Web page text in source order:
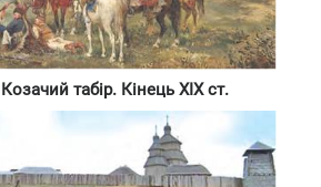
табір. Кінець XIX ст.